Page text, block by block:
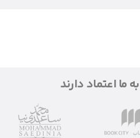
ما اعتماد دارند